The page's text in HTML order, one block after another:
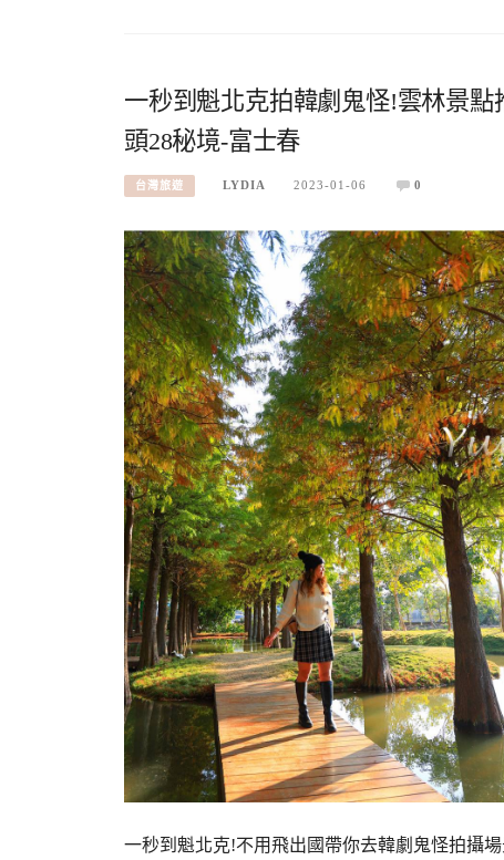
一秒到魁北克拍韓劇鬼怪!雲林景
頭28秘境-富士春
台灣旅遊 LYDIA 2023-01-06 0
一秒到魁北克!不用飛出國帶你去韓劇鬼怪拍攝